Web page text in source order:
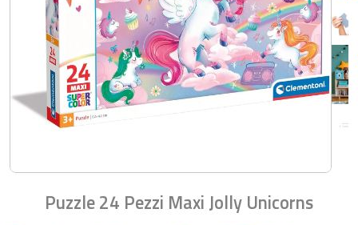
Puzzle 24 Pezzi Maxi Jolly Unicorns